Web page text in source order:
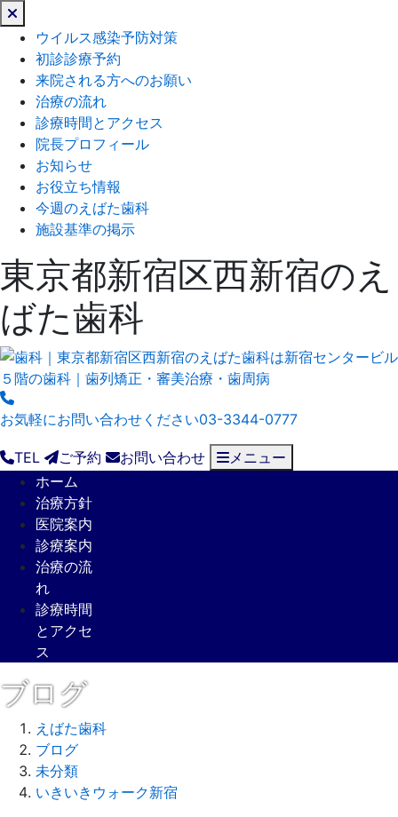
じ
る
ウイルス感染予防対策
初診診療予約
来院される方へのお願い
治療の流れ
診療時間とアクセス
院長プロフィール
お知らせ
お役立ち情報
今週のえばた歯科
施設基準の掲示
東京都新宿区西新宿のえ
ばた歯科
お気軽にお問い合わせください03-3344-0777
TEL ご予約 お問い合わせ
メニュー
ホーム
治療方針
医院案内
診療案内
治療の流
れ
診療時間
とアクセ
ス
ブログ
えばた歯科
ブログ
未分類
いきいきウォーク新宿